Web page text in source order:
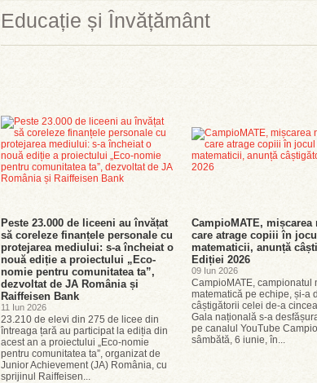
Educație și Învățământ
Peste 23.000 de liceeni au învățat
să coreleze finanțele personale cu
protejarea mediului: s-a încheiat o
nouă ediție a proiectului „Eco-
nomie pentru comunitatea ta”,
dezvoltat de JA România și
Raiffeisen Bank
11 Iun 2026
23.210 de elevi din 275 de licee din
întreaga țară au participat la ediția din
acest an a proiectului „Eco-nomie
pentru comunitatea ta”, organizat de
Junior Achievement (JA) România, cu
sprijinul Raiffeisen...
CampioMATE, mișcarea
care atrage copiii în jocul
matematicii, anunță
Ediției 2026
09 Iun 2026
CampioMATE, campionatul
matematică pe echipe, și-a
câștigătorii celei de-a
Gala națională s-a
pe canalul YouTube
sâmbătă, 6 iunie, în...